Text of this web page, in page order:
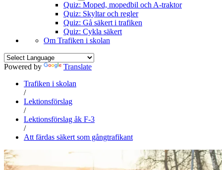
Quiz: Moped, mopedbil och A-traktor
Quiz: Skyltar och regler
Quiz: Gå säkert i trafiken
Quiz: Cykla säkert
Om Trafiken i skolan
Powered by
Translate
Trafiken i skolan
/
Lektionsförslag
/
Lektionsförslag åk F-3
/
Att färdas säkert som gångtrafikant